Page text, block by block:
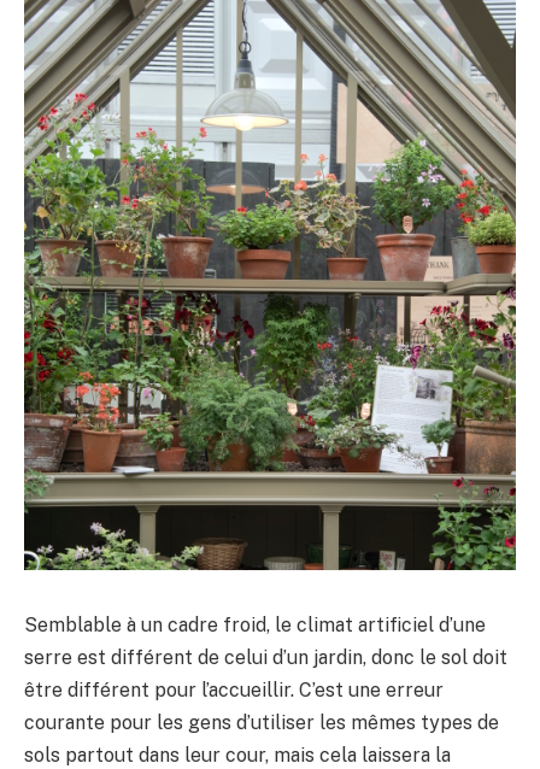
Semblable à un cadre froid, le climat artificiel d’une
serre est différent de celui d’un jardin, donc le sol doit
être différent pour l’accueillir. C’est une erreur
courante pour les gens d’utiliser les mêmes types de
sols partout dans leur cour, mais cela laissera la